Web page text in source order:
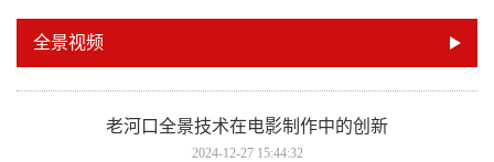
全景视频
老河口全景技术在电影制作中的创新
2024-12-27 15:44:32